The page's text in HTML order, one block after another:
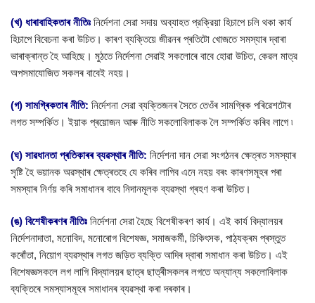
(খ) ধাৰাবাহিকতাৰ নীতিঃ নিৰ্দেশনা সেৱা সদায় অব্যাহত প্রক্রিয়া হিচাপে চলি থকা কাৰ্য
হিচাপে বিবেচনা কৰা উচিত। কাৰণ ব্যক্তিয়ে জীৱনৰ প্ৰতিটো খোজতে সমস্যাৰ দ্বাৰা
ভাৰাক্ৰান্ত হৈ আহিছে। মুঠতে নির্দেশনা সেৱাই সকলোৰে বাবে হোৱা উচিত, কেৱল মাত্র
অপসমাযোজিত সকলৰ বাবেই নহয়।
(গ) সামগ্ৰিকতাৰ নীতি: নিৰ্দেশনা সেৱা ব্যক্তিজনৰ সৈতে তেওঁৰ সামগ্ৰিক পৰিৱেশটোৰ
লগত সম্পর্কিত। ইয়াক প্ৰয়োজন আৰু নীতি সকলোবিলাকক লৈ সম্পর্কিত কৰিব লাগে ৷
(ঘ) সাৱধানতা প্ৰতিকাৰৰ ব্যৱস্থাৰ নীতি: নিৰ্দেশনা দান সেৱা সংগঠনৰ ক্ষেত্ৰত সমস্যাৰ
সৃষ্টি হৈ ভয়ানক অৱস্থাৰ ক্ষেত্ৰতহে যে কৰিব লাগিব এনে নহয় বৰং কাৰণসমূহৰ পৰা
সমস্যাৰ নিৰ্ণয় কৰি সমাধানৰ বাবে নিদানমূলক ব্যৱস্থা গ্ৰহণ কৰা উচিত।
(ঙ) বিশেষীকৰণৰ নীতিঃ নির্দেশনা সেৱা হৈছে বিশেষীকৰণ কাৰ্য। এই কাৰ্য বিদ্যালয়ৰ
নির্দেশনাদাতা, মনোবিদ, মনোৰোগ বিশেষজ্ঞ, সমাজকর্মী, চিকিৎসক, পাঠ্যক্ৰম প্ৰস্তুত
কৰোঁতা, নিয়োগ ব্যৱস্থাৰ লগত জড়িত ব্যক্তি আদিৰ দ্বাৰা সমাধান কৰা উচিত। এই
বিশেষজ্ঞসকলে লগ লাগি বিদ্যালয়ৰ ছাত্ৰ ছাত্ৰীসকলৰ লগতে অন্যান্য সকলোবিলাক
ব্যক্তিৰে সমস্যাসমূহৰ সমাধানৰ ব্যৱস্থা কৰা দৰকাৰ।